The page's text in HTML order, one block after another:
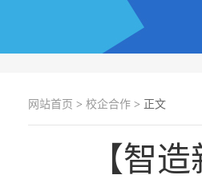
网站首页 > 校企合作 > 正文
【智